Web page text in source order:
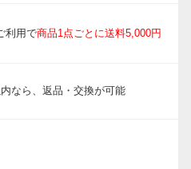
利用で商品1点ごとに送料5,000円
なら、返品・交換が可能